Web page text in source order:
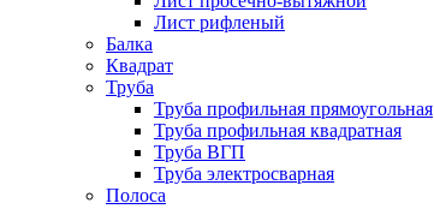
Лист рифленый
Балка
Квадрат
Труба
Труба профильная прямоугольная
Труба профильная квадратная
Труба ВГП
Труба электросварная
Полоса